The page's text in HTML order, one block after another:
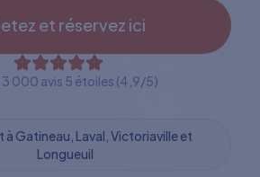
et réservez ici
3 000 avis 5 étoiles (4,9/5)
à Gatineau, Laval, Victoriaville et
Longueuil